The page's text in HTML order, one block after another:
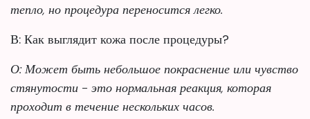
тепло, но процедура переносится легко.
В: Как выглядит кожа после процедуры?
О: Может быть небольшое покраснение или чувство
стянутости - это нормальная реакция, которая
проходит в течение нескольких часов.